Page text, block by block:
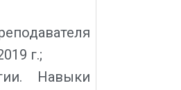
г.;
Навыки